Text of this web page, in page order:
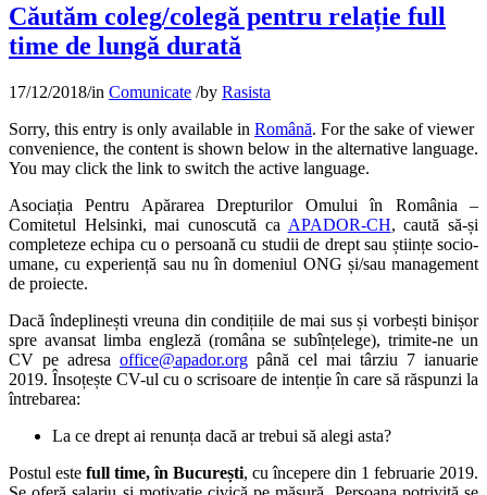
Căutăm coleg/colegă pentru relație full
time de lungă durată
17/12/2018/in Comunicate /by Rasista
Sorry, this entry is only available in Română. For the sake of viewer
convenience, the content is shown below in the alternative language.
You may click the link to switch the active language.
Asociația Pentru Apărarea Drepturilor Omului în România –
Comitetul Helsinki, mai cunoscută ca APADOR-CH, caută să-și
completeze echipa cu o persoană cu studii de drept sau științe socio-
umane, cu experiență sau nu în domeniul ONG și/sau management
de proiecte.
Dacă îndeplinești vreuna din condițiile de mai sus și vorbești binișor
spre avansat limba engleză (româna se subînțelege), trimite-ne un
CV pe adresa office@apador.org până cel mai târziu 7 ianuarie
2019. Însoțește CV-ul cu o scrisoare de intenție în care să răspunzi la
întrebarea:
La ce drept ai renunța dacă ar trebui să alegi asta?
Postul este full time, în București, cu începere din 1 februarie 2019.